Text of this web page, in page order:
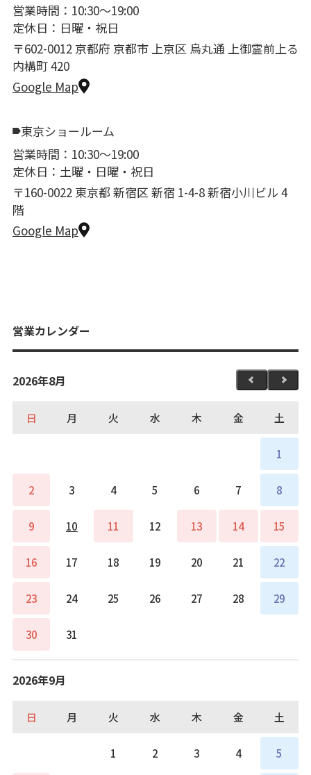
営業時間：10:30〜19:00
定休日：日曜・祝日
〒602-0012 京都府 京都市 上京区 烏丸通 上御霊前上る
内構町 420
Google Map
東京ショールーム
営業時間：10:30〜19:00
定休日：土曜・日曜・祝日
〒160-0022 東京都 新宿区 新宿 1-4-8 新宿小川ビル 4
階
Google Map
営業カレンダー
2026年8月
日 月 火 水 木 金 土
1
2 3 4 5 6 7 8
9 10 11 12 13 14 15
16 17 18 19 20 21 22
23 24 25 26 27 28 29
30 31
2026年9月
日 月 火 水 木 金 土
1 2 3 4 5